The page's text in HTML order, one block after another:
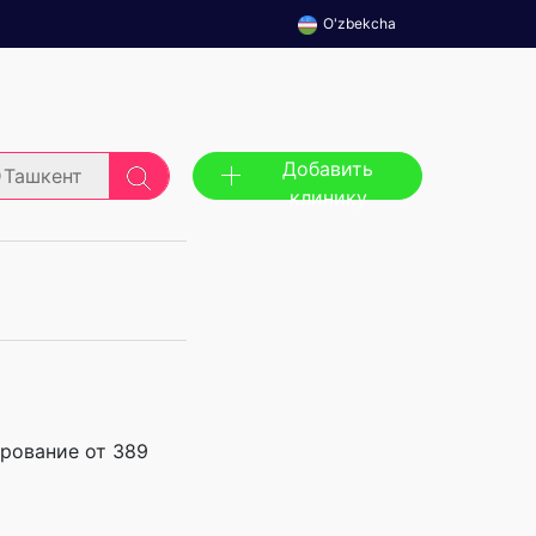
O'zbekcha
Ташкент
Добавить
клинику
от 389